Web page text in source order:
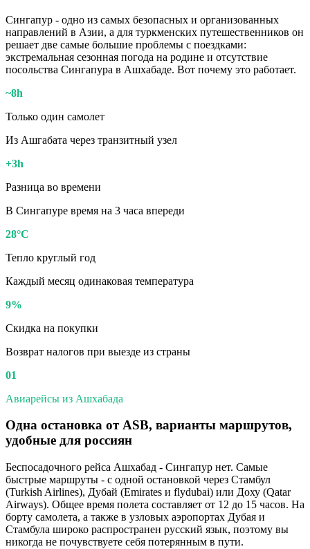
Сингапур - одно из самых безопасных и организованных
направлений в Азии, а для туркменских путешественников он
решает две самые большие проблемы с поездками:
экстремальная сезонная погода на родине и отсутствие
посольства Сингапура в Ашхабаде. Вот почему это работает.
~8h
Только один самолет
Из Ашгабата через транзитный узел
+3h
Разница во времени
В Сингапуре время на 3 часа впереди
28°C
Тепло круглый год
Каждый месяц одинаковая температура
9%
Скидка на покупки
Возврат налогов при выезде из страны
01
Авиарейсы из Ашхабада
Одна остановка от ASB, варианты маршрутов,
удобные для россиян
Беспосадочного рейса Ашхабад - Сингапур нет. Самые
быстрые маршруты - с одной остановкой через Стамбул
(Turkish Airlines), Дубай (Emirates и flydubai) или Доху (Qatar
Airways). Общее время полета составляет от 12 до 15 часов. На
борту самолета, а также в узловых аэропортах Дубая и
Стамбула широко распространен русский язык, поэтому вы
никогда не почувствуете себя потерянным в пути.